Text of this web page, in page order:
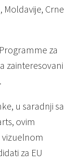
Moldavije, Crne
za
zainteresovani
u saradnji sa
ovim
za EU